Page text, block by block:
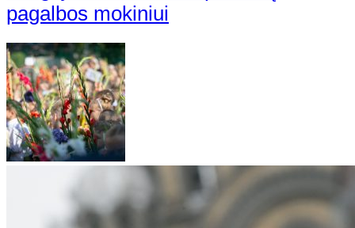
pagalbos mokiniui